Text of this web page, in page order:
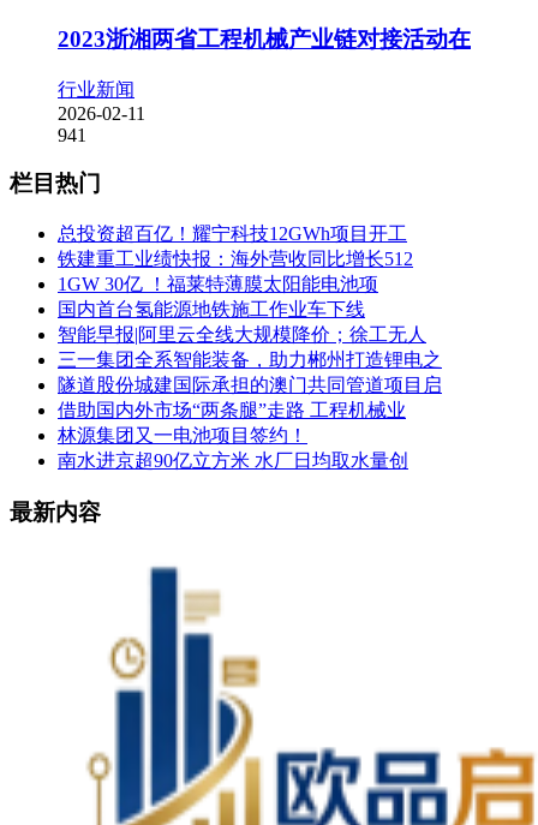
2023浙湘两省工程机械产业链对接活动在
行业新闻
2026-02-11
941
栏目热门
总投资超百亿！耀宁科技12GWh项目开工
铁建重工业绩快报：海外营收同比增长512
1GW 30亿 ！福莱特薄膜太阳能电池项
国内首台氢能源地铁施工作业车下线
智能早报|阿里云全线大规模降价；徐工无人
三一集团全系智能装备，助力郴州打造锂电之
隧道股份城建国际承担的澳门共同管道项目启
借助国内外市场“两条腿”走路 工程机械业
林源集团又一电池项目签约！
南水进京超90亿立方米 水厂日均取水量创
最新内容